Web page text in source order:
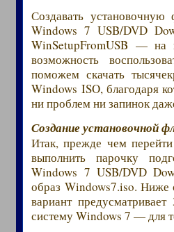
Создавать
Windows 7 USB/DVD
WinSetupFromUSB — на
возможность
поможем скачать
Windows ISO, благодаря
ни проблем ни запинок
Создание установочной
Итак, прежде чем
выполнить парочку
Windows 7 USB/DVD
образ Windows7.iso. Ниже
вариант
систему Windows 7 — для